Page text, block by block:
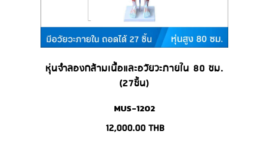
หุ่นจำลองกล้ามเนื้อและอวัยวะภายใน 80 ซม.
(27ชิ้น)
MUS-1202
12,000.00 THB